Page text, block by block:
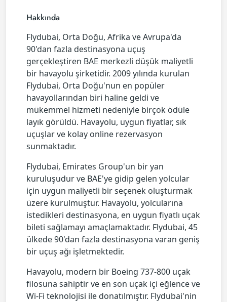
Hakkında
Flydubai, Orta Doğu, Afrika ve Avrupa'da
90'dan fazla destinasyona uçuş
gerçekleştiren BAE merkezli düşük maliyetli
bir havayolu şirketidir. 2009 yılında kurulan
Flydubai, Orta Doğu'nun en popüler
havayollarından biri haline geldi ve
mükemmel hizmeti nedeniyle birçok ödüle
layık görüldü. Havayolu, uygun fiyatlar, sık
uçuşlar ve kolay online rezervasyon
sunmaktadır.
Flydubai, Emirates Group'un bir yan
kuruluşudur ve BAE'ye gidip gelen yolcular
için uygun maliyetli bir seçenek oluşturmak
üzere kurulmuştur. Havayolu, yolcularına
istedikleri destinasyona, en uygun fiyatlı uçak
bileti sağlamayı amaçlamaktadır. Flydubai, 45
ülkede 90'dan fazla destinasyona varan geniş
bir uçuş ağı işletmektedir.
Havayolu, modern bir Boeing 737-800 uçak
filosuna sahiptir ve en son uçak içi eğlence ve
Wi-Fi teknolojisi ile donatılmıştır. Flydubai'nin